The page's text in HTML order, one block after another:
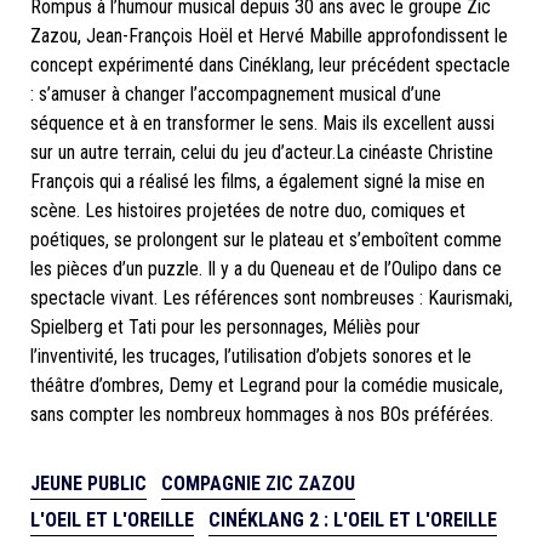
Rompus à l’humour musical depuis 30 ans avec le groupe Zic
Zazou, Jean-François Hoël et Hervé Mabille approfondissent le
concept expérimenté dans Cinéklang, leur précédent spectacle
: s’amuser à changer l’accompagnement musical d’une
séquence et à en transformer le sens. Mais ils excellent aussi
sur un autre terrain, celui du jeu d’acteur.La cinéaste Christine
François qui a réalisé les films, a également signé la mise en
scène. Les histoires projetées de notre duo, comiques et
poétiques, se prolongent sur le plateau et s’emboîtent comme
les pièces d’un puzzle. Il y a du Queneau et de l’Oulipo dans ce
spectacle vivant. Les références sont nombreuses : Kaurismaki,
Spielberg et Tati pour les personnages, Méliès pour
l’inventivité, les trucages, l’utilisation d’objets sonores et le
théâtre d’ombres, Demy et Legrand pour la comédie musicale,
sans compter les nombreux hommages à nos BOs préférées.
JEUNE PUBLIC
COMPAGNIE ZIC ZAZOU
L'OEIL ET L'OREILLE
CINÉKLANG 2 : L'OEIL ET L'OREILLE